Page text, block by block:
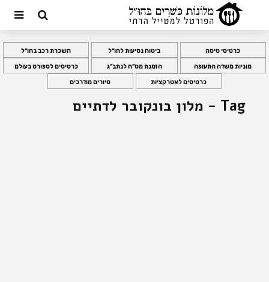
כרטיסי טיסה ביטוח נסיעות לחו”ל השכרת רכב בחו”ל
מוניות משדה התעופה הזמנת מט”ח לנתב”ג כרטיסים לספורט בעולם
כרטיסים לאטרקציות סיורים מודרכים
Tag - מלון בונקובר לדתיים